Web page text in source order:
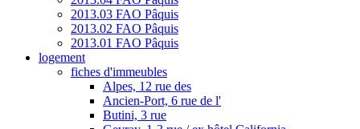
2013.03 FAO Pâquis
2013.02 FAO Pâquis
2013.01 FAO Pâquis
logement
fiches d'immeubles
Alpes, 12 rue des
Ancien-Port, 6 rue de l'
Butini, 3 rue